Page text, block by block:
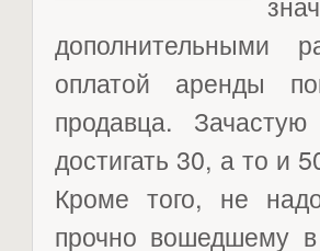
дополнительными
оплатой аренды
продавца.
достигать 30, а то и
Кроме того, не
прочно вошедшему